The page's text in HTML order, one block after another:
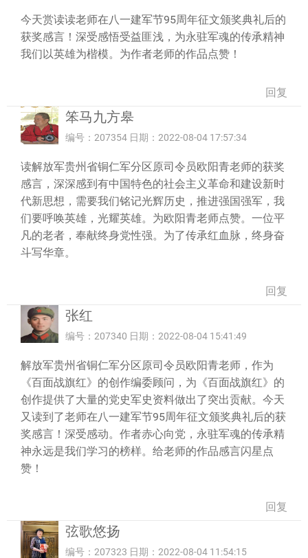
今天赏读读老师在八一建军节95周年征文颁奖典礼后的
获奖感言！深受感悟受益匪浅，为永驻军魂的传承精神
我们以英雄为楷模。为作者老师的作品点赞！
回复
笨马九方皋
编号：207354 日期：2022-08-04 17:57:34
读解放军贵州省铜仁军分区原司令员欧阳青老师的获奖
感言，深深感到有中国特色的社会主义革命和建设新时
代新思想，需要我们铭记光辉历史，推进强国强军，我
们要呼唤英雄，光耀英雄。为欧阳青老师点赞。一位平
凡的老者，奉献终身党性强。为了传承红血脉，终身奋
斗写华章。
回复
张红
编号：207340 日期：2022-08-04 15:41:49
解放军贵州省铜仁军分区原司令员欧阳青老师，作为
《百面战旗红》的创作编委顾问，为《百面战旗红》的
创作提供了大量的党史军史资料做出了突出贡献。今天
又读到了老师在八一建军节95周年征文颁奖典礼后的获
奖感言！深受感动。作者赤心向党，永驻军魂的传承精
神永远是我们学习的榜样。给老师的作品感言闪星点
赞！
回复
弦歌悠扬
编号：207323 日期：2022-08-04 11:54:15